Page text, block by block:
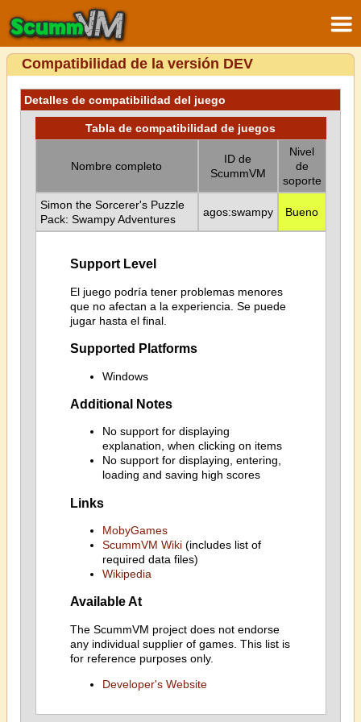
Compatibilidad de la versión DEV
Detalles de compatibilidad del juego
Tabla de compatibilidad de juegos
Nombre completo
ID de
ScummVM
Nivel
de
soporte
Simon the Sorcerer's Puzzle
Pack: Swampy Adventures
agos:swampy Bueno
Support Level
El juego podría tener problemas menores
que no afectan a la experiencia. Se puede
jugar hasta el final.
Supported Platforms
Windows
Additional Notes
No support for displaying
explanation, when clicking on items
No support for displaying, entering,
loading and saving high scores
Links
MobyGames
ScummVM Wiki(includes list of
required data files)
Wikipedia
Available At
The ScummVM project does not endorse
any individual supplier of games. This list is
for reference purposes only.
Developer's Website